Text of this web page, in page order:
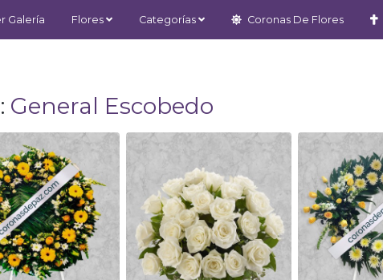
Galería Flores Categorías Coronas De Flores
General Escobedo